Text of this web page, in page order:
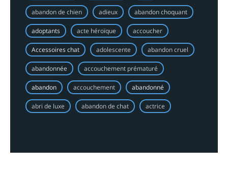
abandon de chien adieux abandon choquant
adoptants acte héroïque accoucher
Accessoires chat adolescente abandon cruel
abandonnée accouchement prématuré
abandon accouchement abandonné
abri de luxe abandon de chat actrice